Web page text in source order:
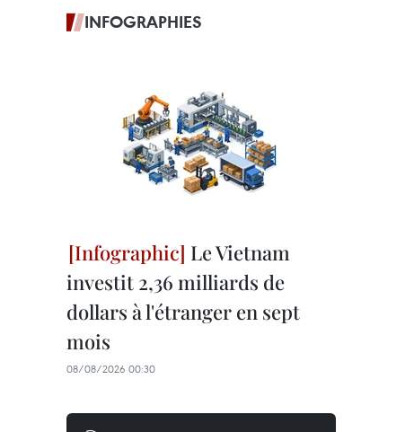
INFOGRAPHIES
Le Vietnam
investit 2,36 milliards de
dollars à l'étranger en sept
mois
08/08/2026 00:30